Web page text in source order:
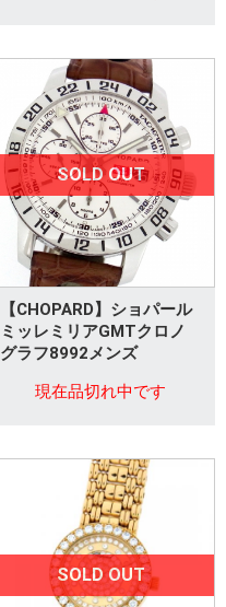
SOLD OUT
【CHOPARD】ショパール
ミッレミリアGMTクロノ
グラフ8992メンズ
現在品切れ中です
SOLD OUT